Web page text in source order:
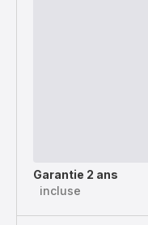
Garantie 2 ans
incluse